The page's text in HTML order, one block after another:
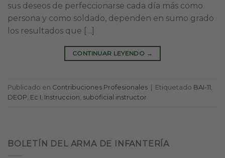
sus deseos de perfeccionarse cada día más como
persona y como soldado, dependen en sumo grado
los resultados que […]
CONTINUAR LEYENDO →
Publicado en Contribuciones Profesionales Etiquetado BAI-11
DEOP Ec I Instruccion suboficial instructor
BOLETÍN DEL ARMA DE INFANTERÍA